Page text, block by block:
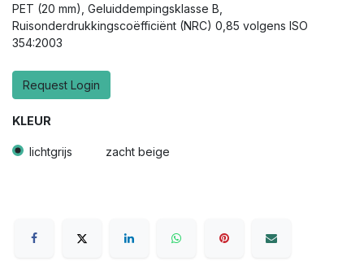
PET (20 mm), Geluiddempingsklasse B,
Ruisonderdrukkingscoëfficiënt (NRC) 0,85 volgens ISO
354:2003
Request Login
KLEUR
lichtgrijs zacht beige